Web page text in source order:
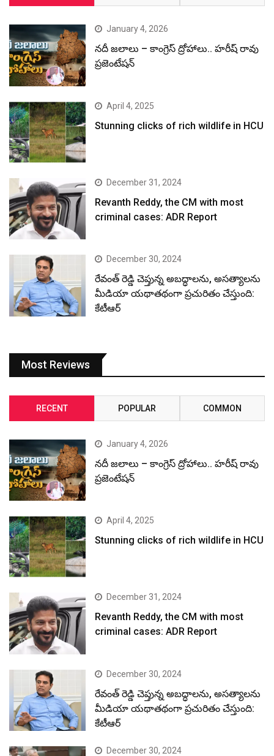
January 4, 2026
నదీ జలాలు – కాంగ్రెస్ ద్రోహాలు.. హరీష్ రావు
ప్రజెంటేషన్
April 4, 2025
Stunning clicks of rich wildlife in HCU
December 31, 2024
Revanth Reddy, the CM with most
criminal cases: ADR Report
December 30, 2024
రేవంత్ రెడ్డి చెప్తున్న అబద్ధాలను, అసత్యాలను
మీడియా యథాతథంగా ప్రచురితం చేస్తుంది:
కేటీఆర్
Most Reviews
RECENT POPULAR COMMON
January 4, 2026
నదీ జలాలు – కాంగ్రెస్ ద్రోహాలు.. హరీష్ రావు
ప్రజెంటేషన్
April 4, 2025
Stunning clicks of rich wildlife in HCU
December 31, 2024
Revanth Reddy, the CM with most
criminal cases: ADR Report
December 30, 2024
రేవంత్ రెడ్డి చెప్తున్న అబద్ధాలను, అసత్యాలను
మీడియా యథాతథంగా ప్రచురితం చేస్తుంది:
కేటీఆర్
December 30, 2024